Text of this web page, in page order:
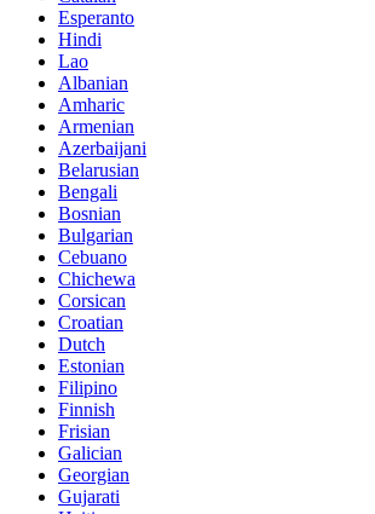
Esperanto
Hindi
Lao
Albanian
Amharic
Armenian
Azerbaijani
Belarusian
Bengali
Bosnian
Bulgarian
Cebuano
Chichewa
Corsican
Croatian
Dutch
Estonian
Filipino
Finnish
Frisian
Galician
Georgian
Gujarati